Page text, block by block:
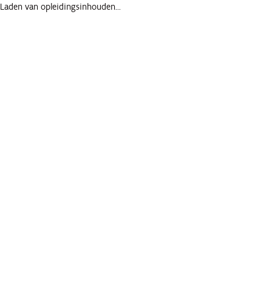
Laden van opleidingsinhouden...